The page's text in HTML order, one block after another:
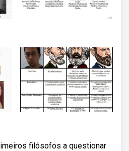
filósofos a questionar